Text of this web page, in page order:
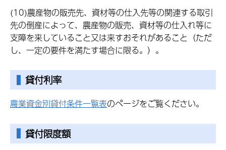
(10)農産物の販売先、資材等の仕入先等の関連する取引
先の倒産によって、農産物の販売、資材等の仕入れ等に
支障を来していること又は来すおそれがあること（ただ
し、一定の要件を満たす場合に限る。）。
貸付利率
農業資金別貸付条件一覧表のページをご覧ください。
貸付限度額